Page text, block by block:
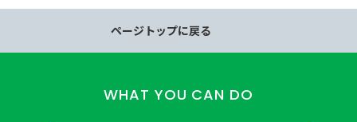
ページトップに戻る
WHAT YOU CAN DO